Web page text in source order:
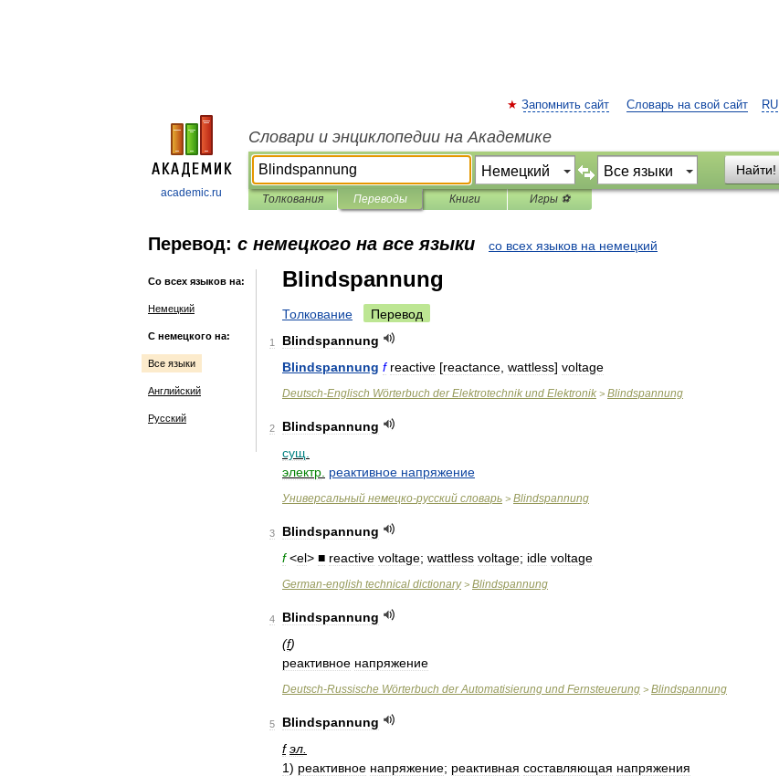
academic.ru
RU
Запомнить сайт Словарь на свой сайт
Словари и энциклопедии на Академике
Найти!
Толкования Переводы Книги Игры ⚽
Перевод: с немецкого на все языки со всех языков на немецкий
Со всех языков на:
Немецкий
С немецкого на:
Все языки
Английский
Русский
Blindspannung
Толкование Перевод
1
Blindspannung
Blindspannung f reactive [reactance wattless] voltage
Deutsch-Englisch Wörterbuch der Elektrotechnik und Elektronik > Blindspannung
2
Blindspannung
сущ
электр реактивное напряжение
Универсальный немецко-русский словарь > Blindspannung
3
Blindspannung
f<el> ■ reactive voltage; wattless voltage; idle voltage
German-english technical dictionary> Blindspannung
4
Blindspannung
(f)
реактивное напряжение
Deutsch-Russische Wörterbuch der Automatisierung und Fernsteuerung > Blindspannung
5
Blindspannung
f эл
1) реактивное напряжение; реактивная составляющая напряжения